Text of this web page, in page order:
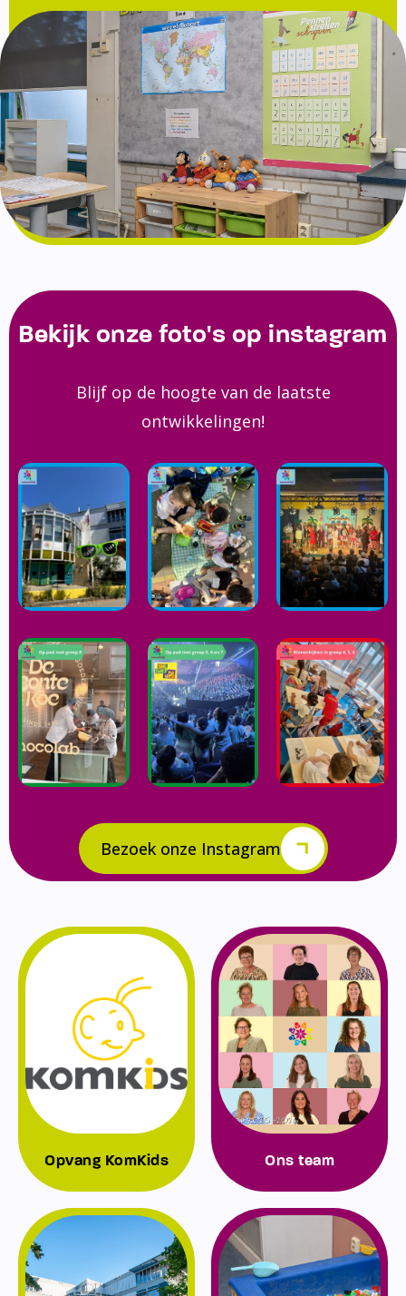
Bekijk onze foto's op instagram
Blijf op de hoogte van de laatste
ontwikkelingen!
Bezoek onze Instagram
Opvang KomKids Ons team